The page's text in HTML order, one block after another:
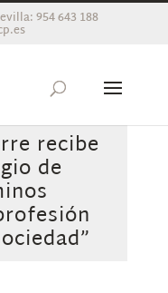
954 643 188
recibe
de